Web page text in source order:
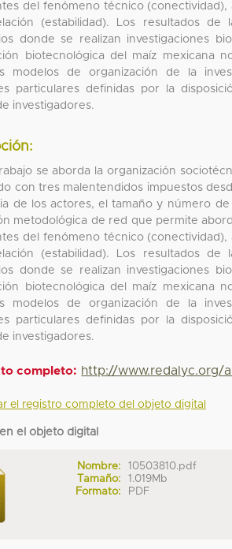
del fenómeno técnico
(estabilidad). Los resultados
donde se realizan investigaciones
biotecnológica del maíz mexicana
modelos de organización de la
particulares definidas por la
investigadores.
se aborda la organización
con tres malentendidos impuestos
de los actores, el tamaño y número
metodológica de red que permite
del fenómeno técnico
(estabilidad). Los resultados
donde se realizan investigaciones
biotecnológica del maíz mexicana
modelos de organización de la
particulares definidas por la
investigadores.
completo: http://www.redalyc.org/
el registro completo del objeto digital
el objeto digital
Nombre:
10503810.pdf
Tamaño:
1.019Mb
Formato:
PDF